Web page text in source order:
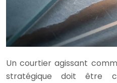
Un courtier agissant
stratégique doit être